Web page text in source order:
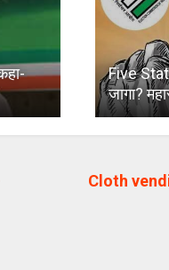
Five
जागा?
Cloth